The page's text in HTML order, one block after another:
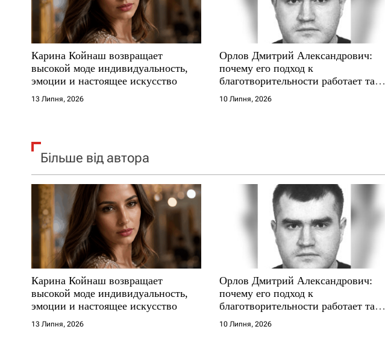
с
і
в
Карина Койнаш возвращает
высокой моде индивидуальность,
эмоции и настоящее искусство
13 Липня, 2026
Орлов Дмитрий Александрович:
почему его подход к
благотворительности работает там,
где другие не выдерживают
10 Липня, 2026
Більше від автора
Карина Койнаш возвращает
высокой моде индивидуальность,
эмоции и настоящее искусство
13 Липня, 2026
Орлов Дмитрий Александрович:
почему его подход к
благотворительности работает там,
где другие не выдерживают
10 Липня, 2026